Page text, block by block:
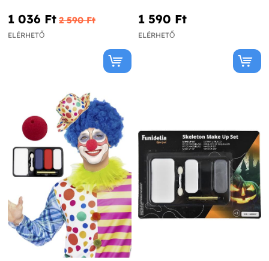
1 036 Ft‎ 2 590 Ft‎
ELÉRHETŐ
1 590 Ft‎
ELÉRHETŐ